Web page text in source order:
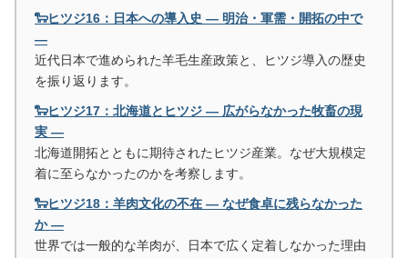
🐑ヒツジ16：日本への導入史 ― 明治・軍需・開拓の中で
―
近代日本で進められた羊毛生産政策と、ヒツジ導入の歴史
を振り返ります。
🐑ヒツジ17：北海道とヒツジ ― 広がらなかった牧畜の現
実 ―
北海道開拓とともに期待されたヒツジ産業。なぜ大規模定
着に至らなかったのかを考察します。
🐑ヒツジ18：羊肉文化の不在 ― なぜ食卓に残らなかった
か ―
世界では一般的な羊肉が、日本で広く定着しなかった理由